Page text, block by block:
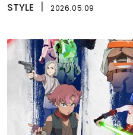
STYLE 2026.05.09